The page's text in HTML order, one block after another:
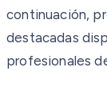
continuación,
destacadas
profesionales